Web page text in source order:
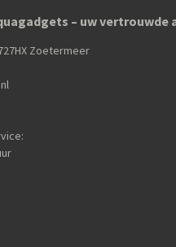
– uw
Zoetermeer